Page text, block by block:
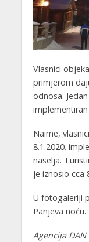
Vlasnici
primjerom
odnosa.
Naime,
8.1.2020.
naselja.
je iznosio cca
U fotogaleriji
Panjeva noću.
Agencija DAN